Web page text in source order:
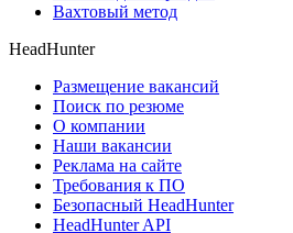
Вахтовый метод
HeadHunter
Размещение вакансий
Поиск по резюме
О компании
Наши вакансии
Реклама на сайте
Требования к ПО
Безопасный HeadHunter
HeadHunter API